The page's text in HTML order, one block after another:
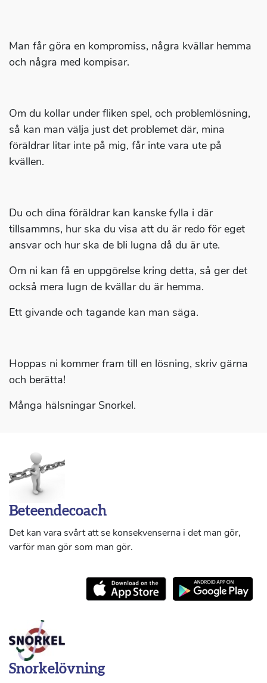
Man får göra en kompromiss, några kvällar hemma
och några med kompisar.
Om du kollar under fliken spel, och problemlösning,
så kan man välja just det problemet där, mina
föräldrar litar inte på mig, får inte vara ute på
kvällen.
Du och dina föräldrar kan kanske fylla i där
tillsammns, hur ska du visa att du är redo för eget
ansvar och hur ska de bli lugna då du är ute.
Om ni kan få en uppgörelse kring detta, så ger det
också mera lugn de kvällar du är hemma.
Ett givande och tagande kan man säga.
Hoppas ni kommer fram till en lösning, skriv gärna
och berätta!
Många hälsningar Snorkel.
Beteendecoach
Det kan vara svårt att se konsekvenserna i det man gör,
varför man gör som man gör.
Snorkelövning